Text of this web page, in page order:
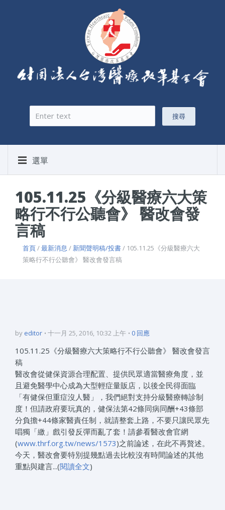
搜尋表單
搜尋
選單
105.11.25《分級醫療六大策
略行不行公聽會》 醫改會發
言稿
首頁/最新消息 / 新聞聲明稿/投書/ 105.11.25《分級醫療六大
策略行不行公聽會》 醫改會發言稿
by editor 十一月 25, 2016, 10:32 上午 0 回應
105.11.25《分級醫療六大策略行不行公聽會》 醫改會發言
稿
醫改會從健保資源合理配置、提供民眾適當醫療角度，並
且避免醫學中心成為大型輕症量販店，以後全民得面臨
「有健保但重症沒人醫」，我們絕對支持分級醫療轉診制
度！但請政府要玩真的，健保法第42條同病同酬+43條部
分負擔+44條家醫責任制，就請整套上路，不要只讓民眾先
唱獨「繳」戲引發反彈而亂了套！請參看醫改會官網
(www.thrf.org.tw/news/1573)之前論述，在此不再贅述。
今天，醫改會要特別提幾點過去比較沒有時間論述的其他
重點與建言...(閱讀全文)